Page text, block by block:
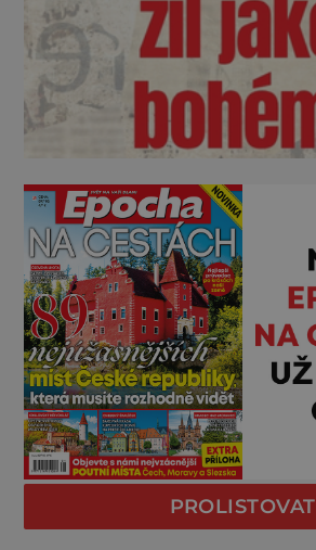
PROLISTOVAT